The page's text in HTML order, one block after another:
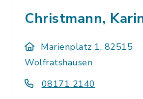
Christmann,
Marienplatz 1, 82515
Wolfratshausen
08171 2140